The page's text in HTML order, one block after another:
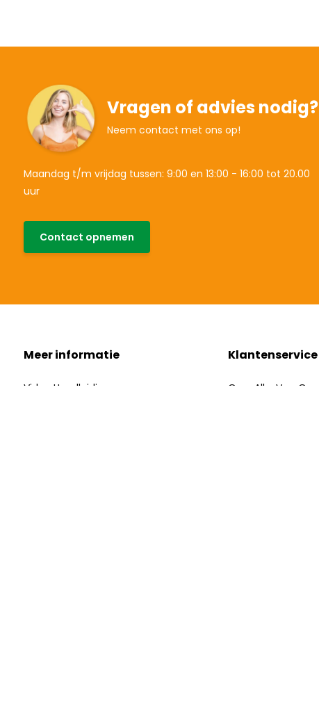
Vragen of advies nodig?
Neem contact met ons op!
Maandag t/m vrijdag tussen: 9:00 en 13:00 - 16:00 tot 20.00
uur
Contact opnemen
Meer informatie
Video Handleidingen
Klantenservice
Over